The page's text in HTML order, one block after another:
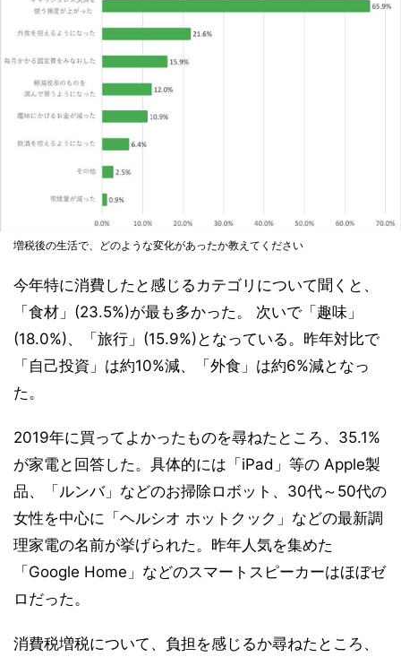
増税後の生活で、どのような変化があったか教えてください
今年特に消費したと感じるカテゴリについて聞くと、
「食材」(23.5%)が最も多かった。 次いで「趣味」
(18.0%)、「旅行」(15.9%)となっている。昨年対比で
「自己投資」は約10%減、「外食」は約6%減となっ
た。
2019年に買ってよかったものを尋ねたところ、35.1%
が家電と回答した。具体的には「iPad」等の Apple製
品、「ルンバ」などのお掃除ロボット、30代～50代の
女性を中心に「ヘルシオ ホットクック」などの最新調
理家電の名前が挙げられた。昨年人気を集めた
「Google Home」などのスマートスピーカーはほぼゼ
ロだった。
消費税増税について、負担を感じるか尋ねたところ、